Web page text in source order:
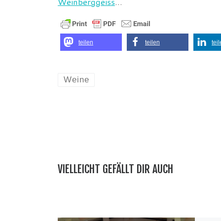
teilen teilen
Weine
VIELLEICHT GEFÄLLT DIR AUCH